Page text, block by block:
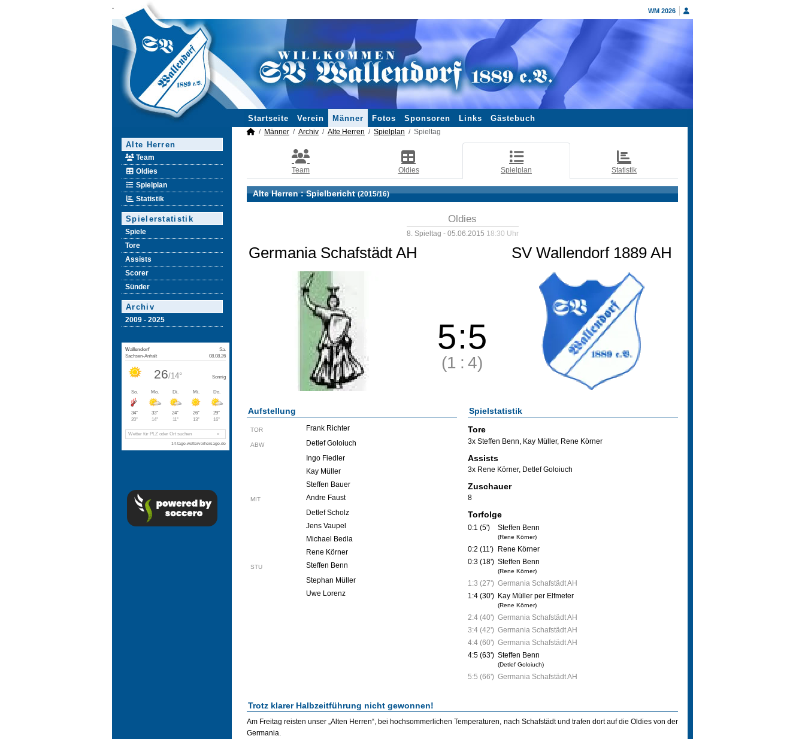
WM 2026
Startseite Verein Männer Fotos Sponsoren Links Gästebuch
Alte Herren
Team
Oldies
Spielplan
Statistik
Spielerstatistik
Spiele
Tore
Assists
Scorer
Sünder
Archiv
2009 - 2025
Männer Archiv Alte Herren Spielplan Spieltag
Team Oldies Spielplan Statistik
Alte Herren :Spielbericht (2015/16)
Oldies
8. Spieltag - 05.06.2015 18:30 Uhr
Germania Schafstädt AH SV Wallendorf 1889 AH
5:5
(1 : 4)
Aufstellung
TOR Frank Richter
ABW
Detlef Goloiuch
Ingo Fiedler
Kay Müller
Steffen Bauer
MIT
Andre Faust
Detlef Scholz
Jens Vaupel
Michael Bedla
Rene Körner
STU
Steffen Benn
Stephan Müller
Uwe Lorenz
Spielstatistik
Tore
3x Steffen Benn Kay Müller, Rene Körner
Assists
3x Rene Körner, Detlef Goloiuch
Zuschauer
8
Torfolge
0:1 (5') Steffen Benn
(Rene Körner)
0:2 (11') Rene Körner
0:3 (18') Steffen Benn
(Rene Körner)
1:3 (27') Germania Schafstädt AH
1:4 (30') Kay Müller per Elfmeter
(Rene Körner)
2:4 (40') Germania Schafstädt AH
3:4 (42') Germania Schafstädt AH
4:4 (60') Germania Schafstädt AH
4:5 (63') Steffen Benn
(Detlef Goloiuch)
5:5 (66') Germania Schafstädt AH
Trotz klarer Halbzeitführung nicht gewonnen!
Am Freitag reisten unser „Alten Herren“, bei hochsommerlichen Temperaturen, nach Schafstädt und trafen dort auf die Oldies von der
Germania.